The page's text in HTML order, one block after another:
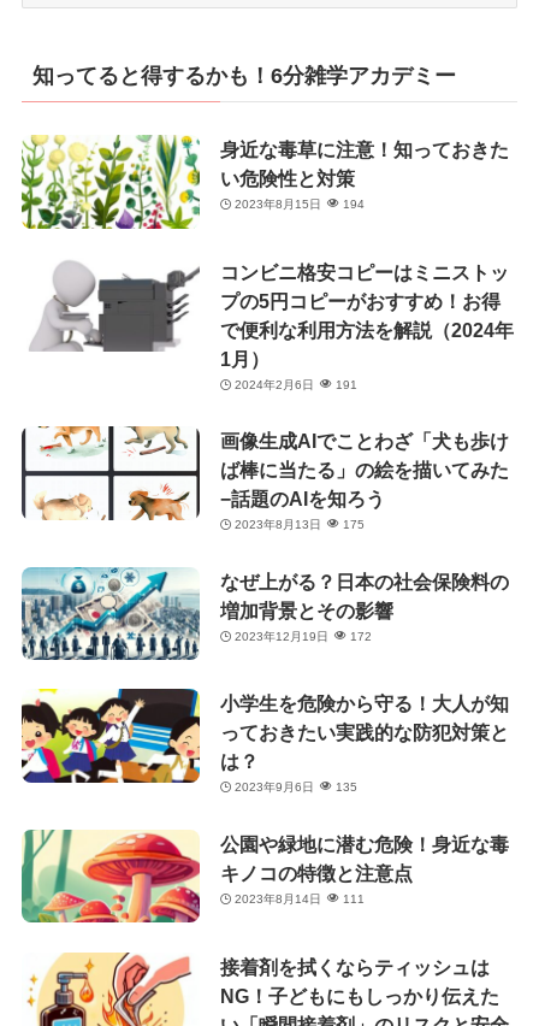
リ
ー
知ってると得するかも！6分雑学アカデミー
身近な毒草に注意！知っておきた
い危険性と対策
2023年8月15日 194
コンビニ格安コピーはミニストッ
プの5円コピーがおすすめ！お得
で便利な利用方法を解説（2024年
1月）
2024年2月6日 191
画像生成AIでことわざ「犬も歩け
ば棒に当たる」の絵を描いてみた
−話題のAIを知ろう
2023年8月13日 175
なぜ上がる？日本の社会保険料の
増加背景とその影響
2023年12月19日 172
小学生を危険から守る！大人が知
っておきたい実践的な防犯対策と
は？
2023年9月6日 135
公園や緑地に潜む危険！身近な毒
キノコの特徴と注意点
2023年8月14日 111
接着剤を拭くならティッシュは
NG！子どもにもしっかり伝えた